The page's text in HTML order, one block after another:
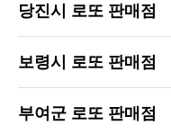
당진시 로또 판매점
보령시 로또 판매점
부여군 로또 판매점